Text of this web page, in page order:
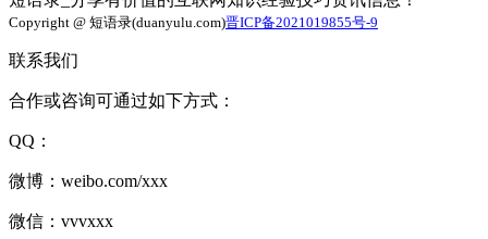
Copyright @ 短语录(duanyulu.com)晋ICP备2021019855号-9
联系我们
合作或咨询可通过如下方式：
QQ：
微博：weibo.com/xxx
微信：vvvxxx